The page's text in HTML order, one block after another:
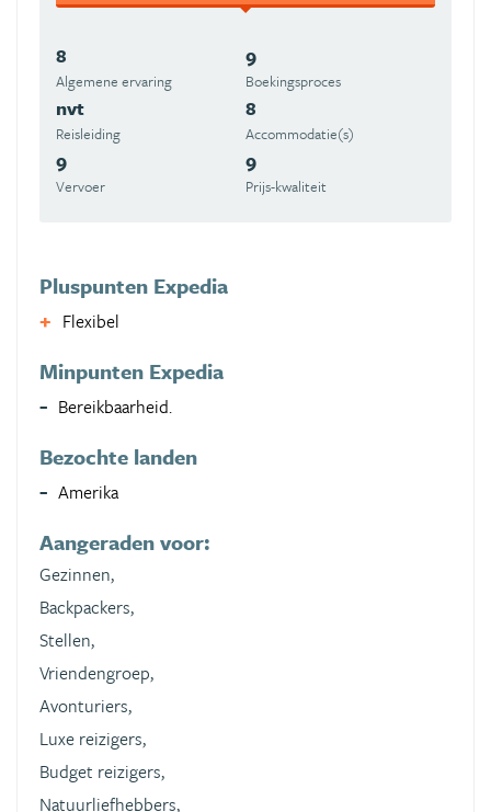
8
Algemene ervaring
9
Boekingsproces
nvt
Reisleiding
8
Accommodatie(s)
9
Vervoer
9
Prijs-kwaliteit
Pluspunten Expedia
Flexibel
Minpunten Expedia
Bereikbaarheid.
Bezochte landen
Amerika
Aangeraden voor:
Gezinnen,
Backpackers,
Stellen,
Vriendengroep,
Avonturiers,
Luxe reizigers,
Budget reizigers,
Natuurliefhebbers,